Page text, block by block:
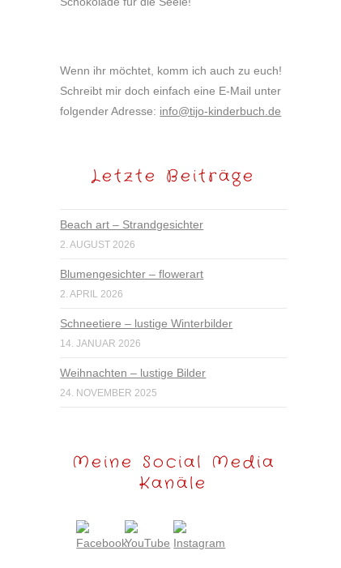
Wenn ihr möchtet, komm ich auch zu euch!
Schreibt mir doch einfach eine E-Mail unter
folgender Adresse: info@tijo-kinderbuch.de
Letzte Beiträge
Beach art – Strandgesichter
2. AUGUST 2026
Blumengesichter – flowerart
2. APRIL 2026
Schneetiere – lustige Winterbilder
14. JANUAR 2026
Weihnachten – lustige Bilder
24. NOVEMBER 2025
Meine Social Media
Kanäle